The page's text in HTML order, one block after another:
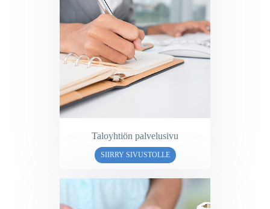
Taloyhtiön palvelusivu
SIIRRY SIVUSTOLLE